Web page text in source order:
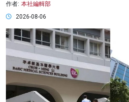
作者: 本社編輯部
2026-08-06